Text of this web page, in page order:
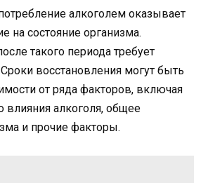
алкоголем оказывает
на состояние организма.
такого периода требует
восстановления могут быть
от ряда факторов, включая
влияния алкоголя, общее
и прочие факторы.